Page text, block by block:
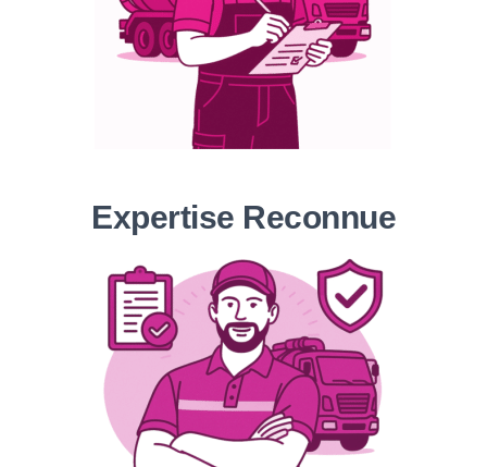
Expertise Reconnue